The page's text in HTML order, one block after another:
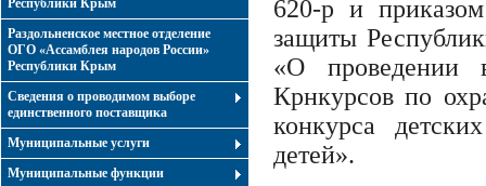
Республики Крым
Раздольненское местное отделение
ОГО «Ассамблея народов России»
Республики Крым
Cведения о проводимом выборе
единственного поставщика
Муниципальные услуги
Муниципальные функции
620-р и
защиты
«О проведении
Крнкурсов по
конкурса
детей».